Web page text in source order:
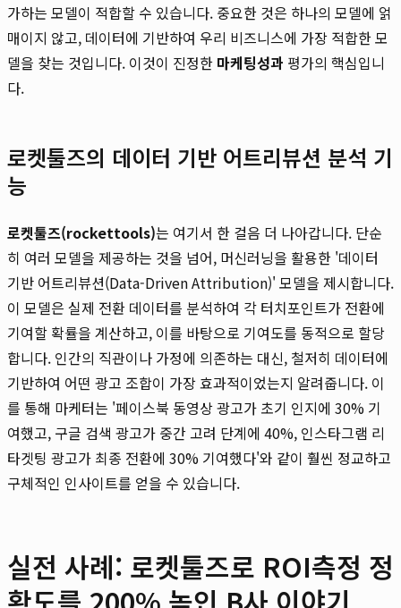
가하는 모델이 적합할 수 있습니다. 중요한 것은 하나의 모델에 얽
매이지 않고, 데이터에 기반하여 우리 비즈니스에 가장 적합한 모
델을 찾는 것입니다. 이것이 진정한 마케팅성과 평가의 핵심입니
다.
로켓툴즈의 데이터 기반 어트리뷰션 분석 기
능
로켓툴즈(rockettools)는 여기서 한 걸음 더 나아갑니다. 단순
히 여러 모델을 제공하는 것을 넘어, 머신러닝을 활용한 '데이터
기반 어트리뷰션(Data-Driven Attribution)' 모델을 제시합니다.
이 모델은 실제 전환 데이터를 분석하여 각 터치포인트가 전환에
기여할 확률을 계산하고, 이를 바탕으로 기여도를 동적으로 할당
합니다. 인간의 직관이나 가정에 의존하는 대신, 철저히 데이터에
기반하여 어떤 광고 조합이 가장 효과적이었는지 알려줍니다. 이
를 통해 마케터는 '페이스북 동영상 광고가 초기 인지에 30% 기
여했고, 구글 검색 광고가 중간 고려 단계에 40%, 인스타그램 리
타겟팅 광고가 최종 전환에 30% 기여했다'와 같이 훨씬 정교하고
구체적인 인사이트를 얻을 수 있습니다.
실전 사례: 로켓툴즈로 ROI측정 정